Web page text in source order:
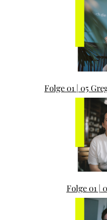
Folge 01 | 05
Folge 01 |